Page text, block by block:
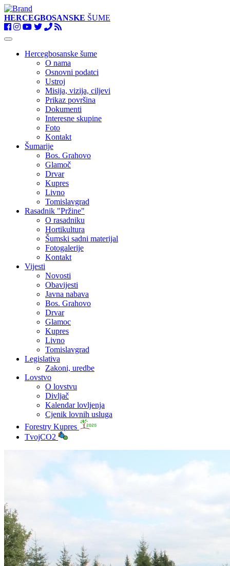
HERCEGBOSANSKE ŠUME
Toggle
navigationHercegbosanske šume
O nama
Osnovni podatci
Ustroj
Misija, vizija, ciljevi
Prikaz površina
Dokumenti
Interesne skupine
Foto
Kontakt
Šumarije
Bos. Grahovo
Glamoč
Drvar
Kupres
Livno
Tomislavgrad
Rasadnik "Pržine"
O rasadniku
Hortikultura
Šumski sadni materijal
Fotogalerije
Kontakt
Vijesti
Novosti
Obavijesti
Javna nabava
Bos. Grahovo
Drvar
Glamoc
Kupres
Livno
Tomislavgrad
Legislativa
Zakoni, uredbe
Lovstvo
O lovstvu
Divljač
Kalendar lovljenja
Cjenik lovnih usluga
Forestry Kupres
TvojCO2